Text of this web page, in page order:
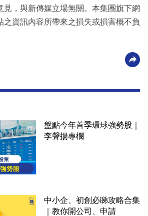
見，與新傳媒立場無關。本集團旗下網
之資訊內容所帶來之損失或損害概不負
盤點今年首季環球強勢股｜
李聲揚專欄
中小企、初創必睇攻略合集
｜教你開公司、申請